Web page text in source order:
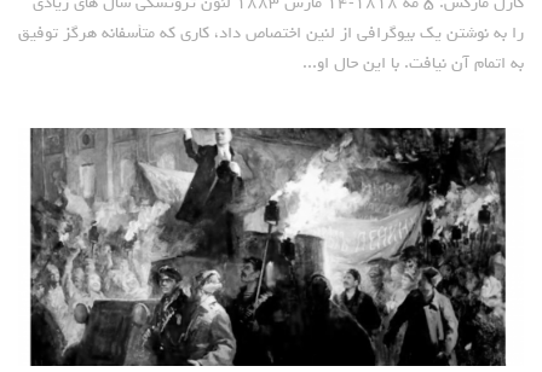
لنینیسم
آنارکو سندیکالیسم
آموزش مارکسیستی
اجتماعی
کمیته اقدام کارگری
جوانان
زنان
کارل مارکس: ۵ مه ۱۸۱۸-۱۴ مارس ۱۸۸۳ لئون تروتسکی سال های زیادی
را به نوشتن یک بیوگرافی از لنین اختصاص داد، کاری که متأسفانه هرگز توفیق
به اتمام آن نیافت. با این حال او...